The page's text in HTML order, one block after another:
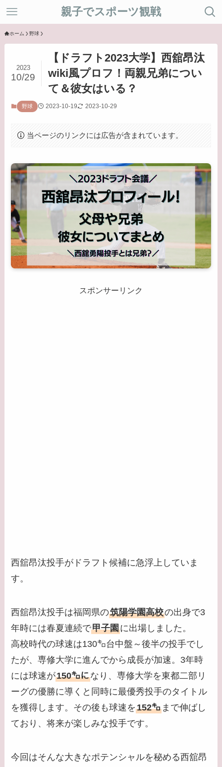
親子でスポーツ観戦
ホーム 野球
【ドラフト2023大学】西舘昂汰
wiki風プロフ！両親兄弟につい
て＆彼女はいる？
2023
10/29
野球 2023-10-19 2023-10-29
当ページのリンクには広告が含まれています。
スポンサーリンク
西舘昂汰投手がドラフト候補に急浮上していま
す。
西舘昂汰投手は福岡県の筑陽学園高校の出身で3
年時には春夏連続で甲子園に出場しました。
高校時代の球速は130㌔台中盤～後半の投手でし
たが、専修大学に進んでから成長が加速。3年時
には球速が150㌔になり、専修大学を東都二部リ
ーグの優勝に導くと同時に最優秀投手のタイトル
を獲得します。その後も球速を152㌔ まで伸ばし
ており、将来が楽しみな投手です。
今回はそんな大きなポテンシャルを秘める西舘昂